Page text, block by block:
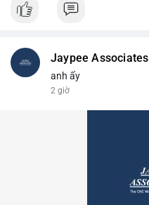
Jaypee Associates
anh ấy
2 giờ